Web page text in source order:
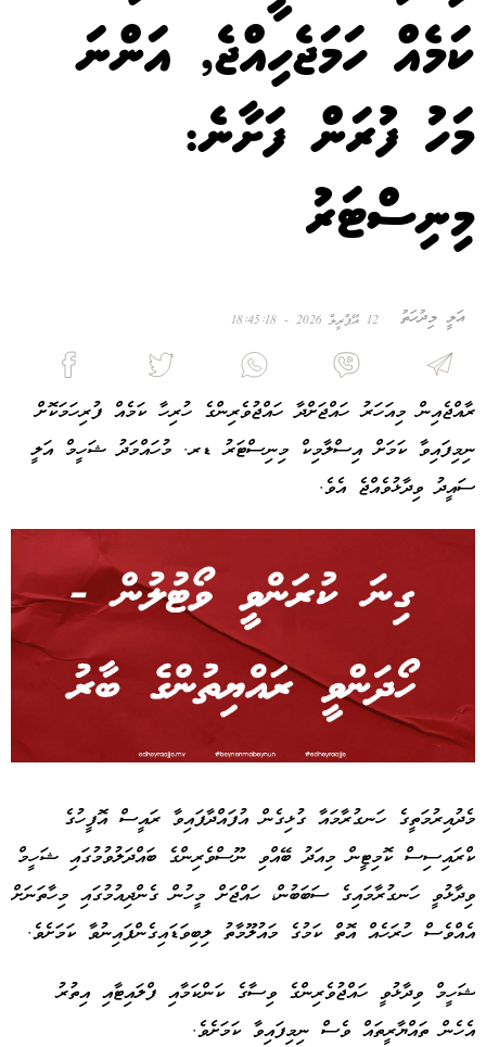
ކަމެއް ހަމަޖެހިއްޖެ, އަންނަ
މަހު ފުރަން ފަށާނެ:
މިނިސްޓަރު
އަލީ މިދުހަތު 12 އޭޕްރީލް 2026 - 18:45:18
ރާއްޖެއިން މިއަހަރު ހައްޖަށްދާ ހައްޖުވެރިންގެ ހުރިހާ ކަމެއް ފުރިހަމަކޮށް
ނިމިފައިވާ ކަމަށް އިސްލާމިކް މިނިސްޓަރު ޑރ. މުހައްމަދު ޝަހީމް އަލީ
ސައީދު ވިދާޅުވެއްޖެ އެވެ.
މެދުއިރުމަތީގެ ހަނގުރާމައާ ގުޅިގެން އުފައްދާފައިވާ ރައީސް އޮފީހުގެ
ކްރައިސިސް ކޮމިޓީން މިއަދު ބޭއްވި ނޫސްވެރިންގެ ބައްދަލުވުމުގައި ޝަހީމް
ވިދާޅުވީ ހަނގުރާމައިގެ ސަބަބުން، ހައްޖަށް މީހުން ގެންދިއުމުގައި މިހާތަނަށް
އެއްވެސް ހުރަހެއް އޮތް ކަމުގެ މައުލޫމާތު ލިބިވަޑައިގެންފައިނުވާ ކަމަށެވެ.
ޝަހީމް ވިދާޅުވީ ހައްޖުވެރިންގެ ވިސާގެ ކަންކަމާއި ފްލައިޓާއި އިތުރު
އެހެން ތައްޔާރީތައް ވެސް ނިމިފައިވާ ކަމަށެވެ.